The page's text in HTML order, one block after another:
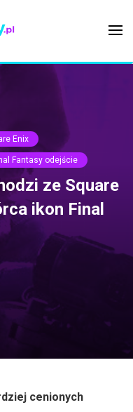
Enix
Fantasy odejście
ze Square
ikon Final
cenionych